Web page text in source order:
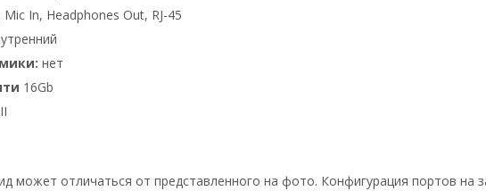
Mic In, Headphones Out, RJ-45
нет
16Gb
может отличаться от представленного на фото. Конфигурация портов на